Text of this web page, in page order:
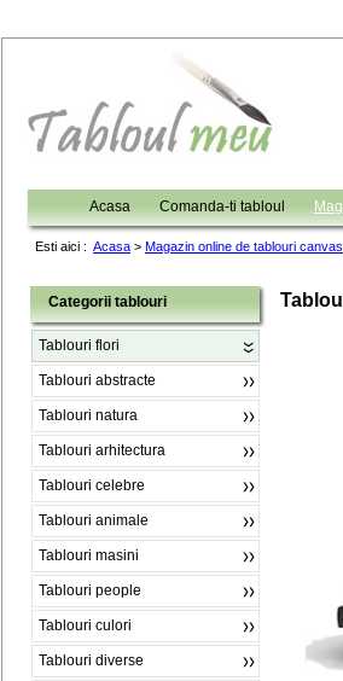
Acasa Comanda-ti tabloul
Esti aici : Acasa > Magazin online de tablouri canvas
Categorii tablouri
Tablouri flori
Tablouri abstracte
Tablouri natura
Tablouri arhitectura
Tablouri celebre
Tablouri animale
Tablouri masini
Tablouri people
Tablouri culori
Tablouri diverse